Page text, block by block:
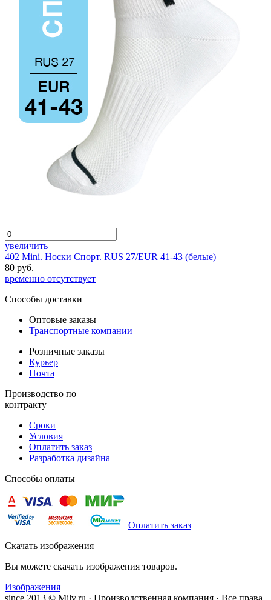
увеличить
402 Mini. Носки Спорт. RUS 27/EUR 41-43 (белые)
80 руб.
временно отсутствует
Способы доставки
Оптовые заказы
Транспортные компании
Розничные заказы
Курьер
Почта
Производство по
контракту
Сроки
Условия
Оплатить заказ
Разработка дизайна
Способы оплаты
Оплатить заказ
Скачать изображения
Вы можете скачать изображения товаров.
Изображения